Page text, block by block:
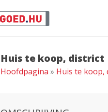
Huis te koop, district
Hoofdpagina » Huis te koop,